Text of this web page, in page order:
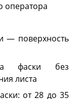
оператора
— поверхность
фаски без
листа
от 28 до 35